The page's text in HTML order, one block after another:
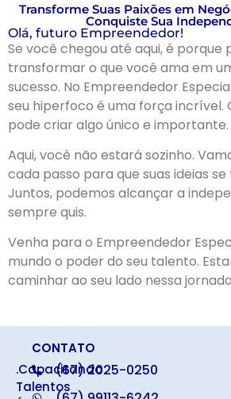
Transforme Suas Paixões em
Conquiste Sua
Olá, futuro Empreendedor!
Se você chegou até aqui, é porque
transformar o que você ama em
sucesso. No Empreendedor
seu hiperfoco é uma força incrível.
pode criar algo único e importante.
Aqui, você não estará sozinho.
cada passo para que suas ideias
Juntos, podemos alcançar a
sempre quis.
Venha para o Empreendedor
mundo o poder do seu talento.
caminhar ao seu lado nessa
.Capacitando
Talentos
CONTATO
(67) 2025-0250